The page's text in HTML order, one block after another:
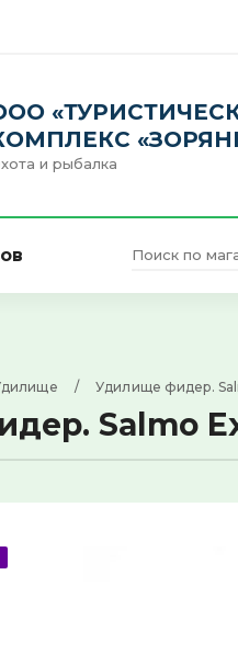
и рыбалка
     /
Удилище фидер.
Salmo